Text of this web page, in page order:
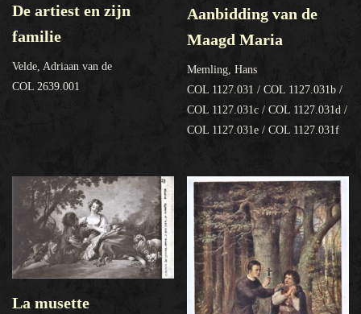
De artiest en zijn
familie
Velde, Adriaan van de
COL 2639.001
Aanbidding van de
Maagd Maria
Memling, Hans
COL 1127.031 / COL 1127.031b /
COL 1127.031c / COL 1127.031d /
COL 1127.031e / COL 1127.031f
La musette